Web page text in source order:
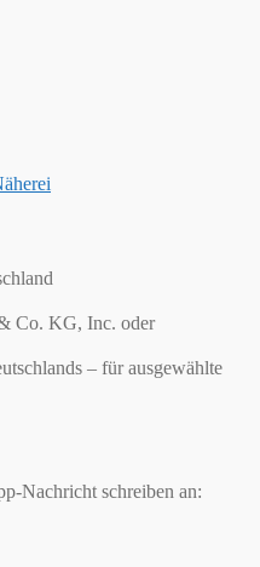
Co. KG, Inc. oder
– für ausgewählte
Nachricht schreiben an: